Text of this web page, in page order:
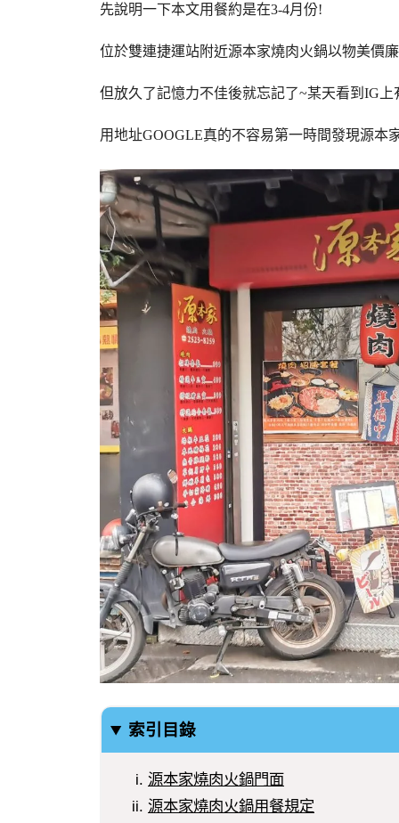
先說明一下本文用餐約是在3-4月份!
位於雙連捷運站附近源本家燒肉火鍋以物美價
但放久了記憶力不佳後就忘記了~某天看到IG
用地址GOOGLE真的不容易第一時間發現源本
索引目錄
源本家燒肉火鍋門面
源本家燒肉火鍋用餐規定